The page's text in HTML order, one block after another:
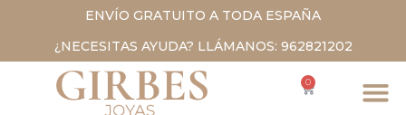
ENVÍO GRATUITO A TODA ESPAÑA
¿NECESITAS AYUDA? LLÁMANOS: 962821202
0